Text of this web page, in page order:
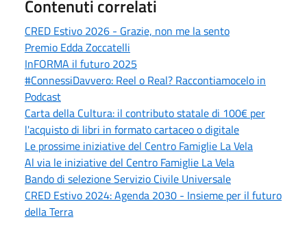
Contenuti correlati
CRED Estivo 2026 - Grazie, non me la sento
Premio Edda Zoccatelli
InFORMA il futuro 2025
#ConnessiDavvero: Reel o Real? Raccontiamocelo in
Podcast
Carta della Cultura: il contributo statale di 100€ per
l'acquisto di libri in formato cartaceo o digitale
Le prossime iniziative del Centro Famiglie La Vela
Al via le iniziative del Centro Famiglie La Vela
Bando di selezione Servizio Civile Universale
CRED Estivo 2024: Agenda 2030 - Insieme per il futuro
della Terra